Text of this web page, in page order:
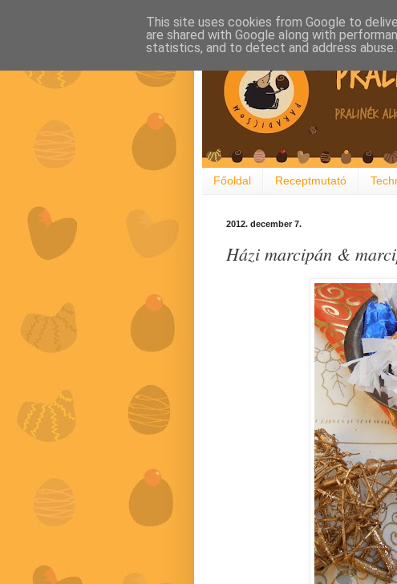
Főoldal Receptmutató
2012. december 7.
Házi marcipán &
This site uses cookies from Google to
are shared with Google along with
statistics, and to detect and address abuse.